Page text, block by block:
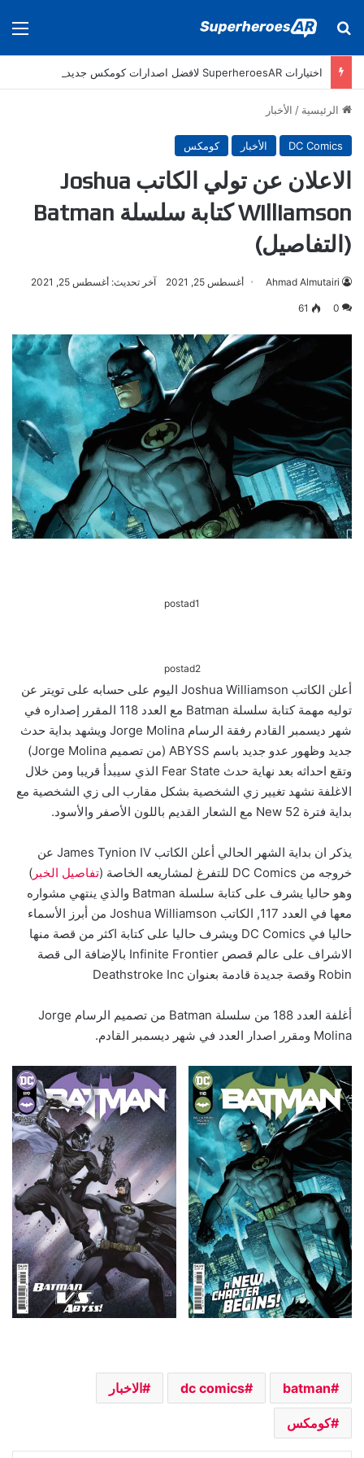
بحث عن
الرئيسية / الأخبار
DC Comics الأخبار كومكس
الاعلان عن تولي الكاتب Joshua
Williamson كتابة سلسلة Batman
(التفاصيل)
Ahmad Almutairi أغسطس 25, 2021 آخر تحديث: أغسطس 25, 2021
0
61
postad1
postad2
أعلن الكاتب Joshua Williamson اليوم على حسابه على تويتر عن
توليه مهمة كتابة سلسلة Batman مع العدد 118 المقرر إصداره في
شهر ديسمبر القادم رفقة الرسام Jorge Molina ويشهد بداية حدث
جديد وظهور عدو جديد باسم ABYSS (من تصميم Jorge Molina)
وتقع احداثه بعد نهاية حدث Fear State الذي سيبدأ قريبا ومن خلال
الاغلفة نشهد تغيير زي الشخصية بشكل مقارب الى زي الشخصية مع
بداية فترة New 52 مع الشعار القديم باللون الأصفر والأسود.
يذكر ان بداية الشهر الحالي أعلن الكاتب James Tynion IV عن
خروجه من DC Comics للتفرغ لمشاريعه الخاصة (
تفاصيل الخبر )
وهو حاليا يشرف على كتابة سلسلة Batman والذي ينتهي مشواره
معها في العدد 117, الكاتب Joshua Williamson من أبرز الأسماء
حاليا في DC Comics ويشرف حاليا على كتابة اكثر من قصة منها
الاشراف على عالم قصص Infinite Frontier بالإضافة الى قصة
Robin وقصة جديدة قادمة بعنوان Deathstroke Inc
أغلفة العدد 188 من سلسلة Batman من تصميم الرسام Jorge
Molina ومقرر اصدار العدد في شهر ديسمبر القادم.
batman
dc comics الاخبار
كومكس